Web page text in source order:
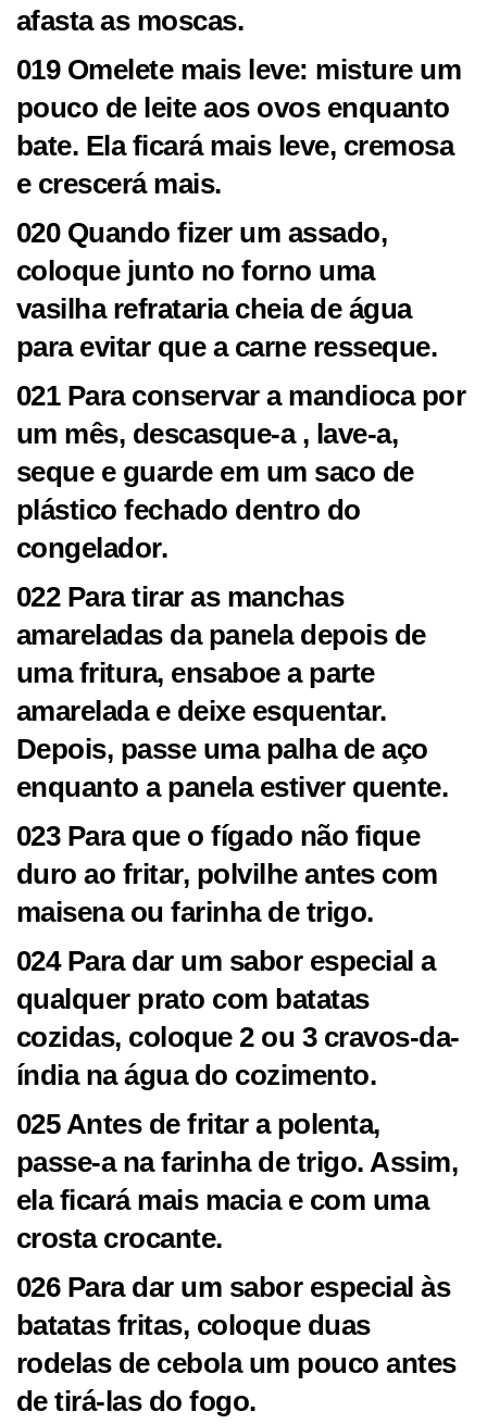
afasta as moscas.
019 Omelete mais leve: misture um
pouco de leite aos ovos enquanto
bate. Ela ficará mais leve, cremosa
e crescerá mais.
020 Quando fizer um assado,
coloque junto no forno uma
vasilha refrataria cheia de água
para evitar que a carne resseque.
021 Para conservar a mandioca por
um mês, descasque-a , lave-a,
seque e guarde em um saco de
plástico fechado dentro do
congelador.
022 Para tirar as manchas
amareladas da panela depois de
uma fritura, ensaboe a parte
amarelada e deixe esquentar.
Depois, passe uma palha de aço
enquanto a panela estiver quente.
023 Para que o fígado não fique
duro ao fritar, polvilhe antes com
maisena ou farinha de trigo.
024 Para dar um sabor especial a
qualquer prato com batatas
cozidas, coloque 2 ou 3 cravos-da-
índia na água do cozimento.
025 Antes de fritar a polenta,
passe-a na farinha de trigo. Assim,
ela ficará mais macia e com uma
crosta crocante.
026 Para dar um sabor especial às
batatas fritas, coloque duas
rodelas de cebola um pouco antes
de tirá-las do fogo.